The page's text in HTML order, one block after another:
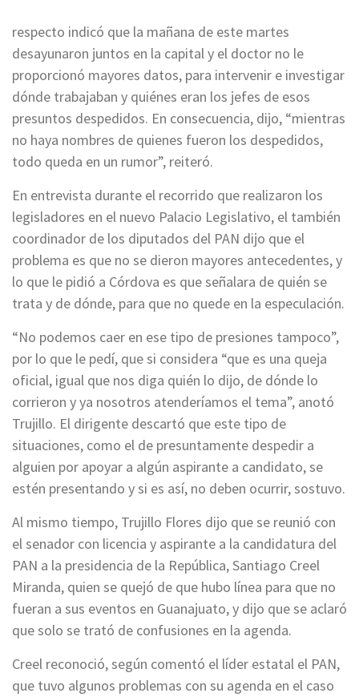
respecto indicó que la mañana de este martes
desayunaron juntos en la capital y el doctor no le
proporcionó mayores datos, para intervenir e investigar
dónde trabajaban y quiénes eran los jefes de esos
presuntos despedidos. En consecuencia, dijo, “mientras
no haya nombres de quienes fueron los despedidos,
todo queda en un rumor”, reiteró.
En entrevista durante el recorrido que realizaron los
legisladores en el nuevo Palacio Legislativo, el también
coordinador de los diputados del PAN dijo que el
problema es que no se dieron mayores antecedentes, y
lo que le pidió a Córdova es que señalara de quién se
trata y de dónde, para que no quede en la especulación.
“No podemos caer en ese tipo de presiones tampoco”,
por lo que le pedí, que si considera “que es una queja
oficial, igual que nos diga quién lo dijo, de dónde lo
corrieron y ya nosotros atenderíamos el tema”, anotó
Trujillo. El dirigente descartó que este tipo de
situaciones, como el de presuntamente despedir a
alguien por apoyar a algún aspirante a candidato, se
estén presentando y si es así, no deben ocurrir, sostuvo.
Al mismo tiempo, Trujillo Flores dijo que se reunió con
el senador con licencia y aspirante a la candidatura del
PAN a la presidencia de la República, Santiago Creel
Miranda, quien se quejó de que hubo línea para que no
fueran a sus eventos en Guanajuato, y dijo que se aclaró
que solo se trató de confusiones en la agenda.
Creel reconoció, según comentó el líder estatal el PAN,
que tuvo algunos problemas con su agenda en el caso